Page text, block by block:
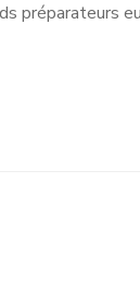
préparateurs